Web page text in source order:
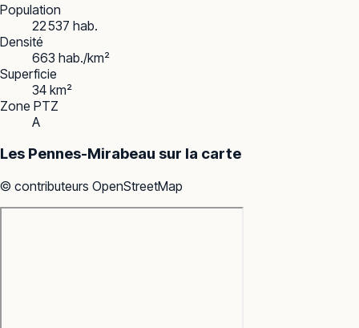
Population
22 537 hab.
Densité
663 hab./km²
Superficie
34 km²
Zone PTZ
A
Les Pennes-Mirabeau sur la carte
© contributeurs OpenStreetMap